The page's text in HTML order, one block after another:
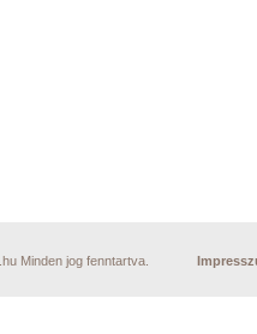
Minden jog fenntartva.